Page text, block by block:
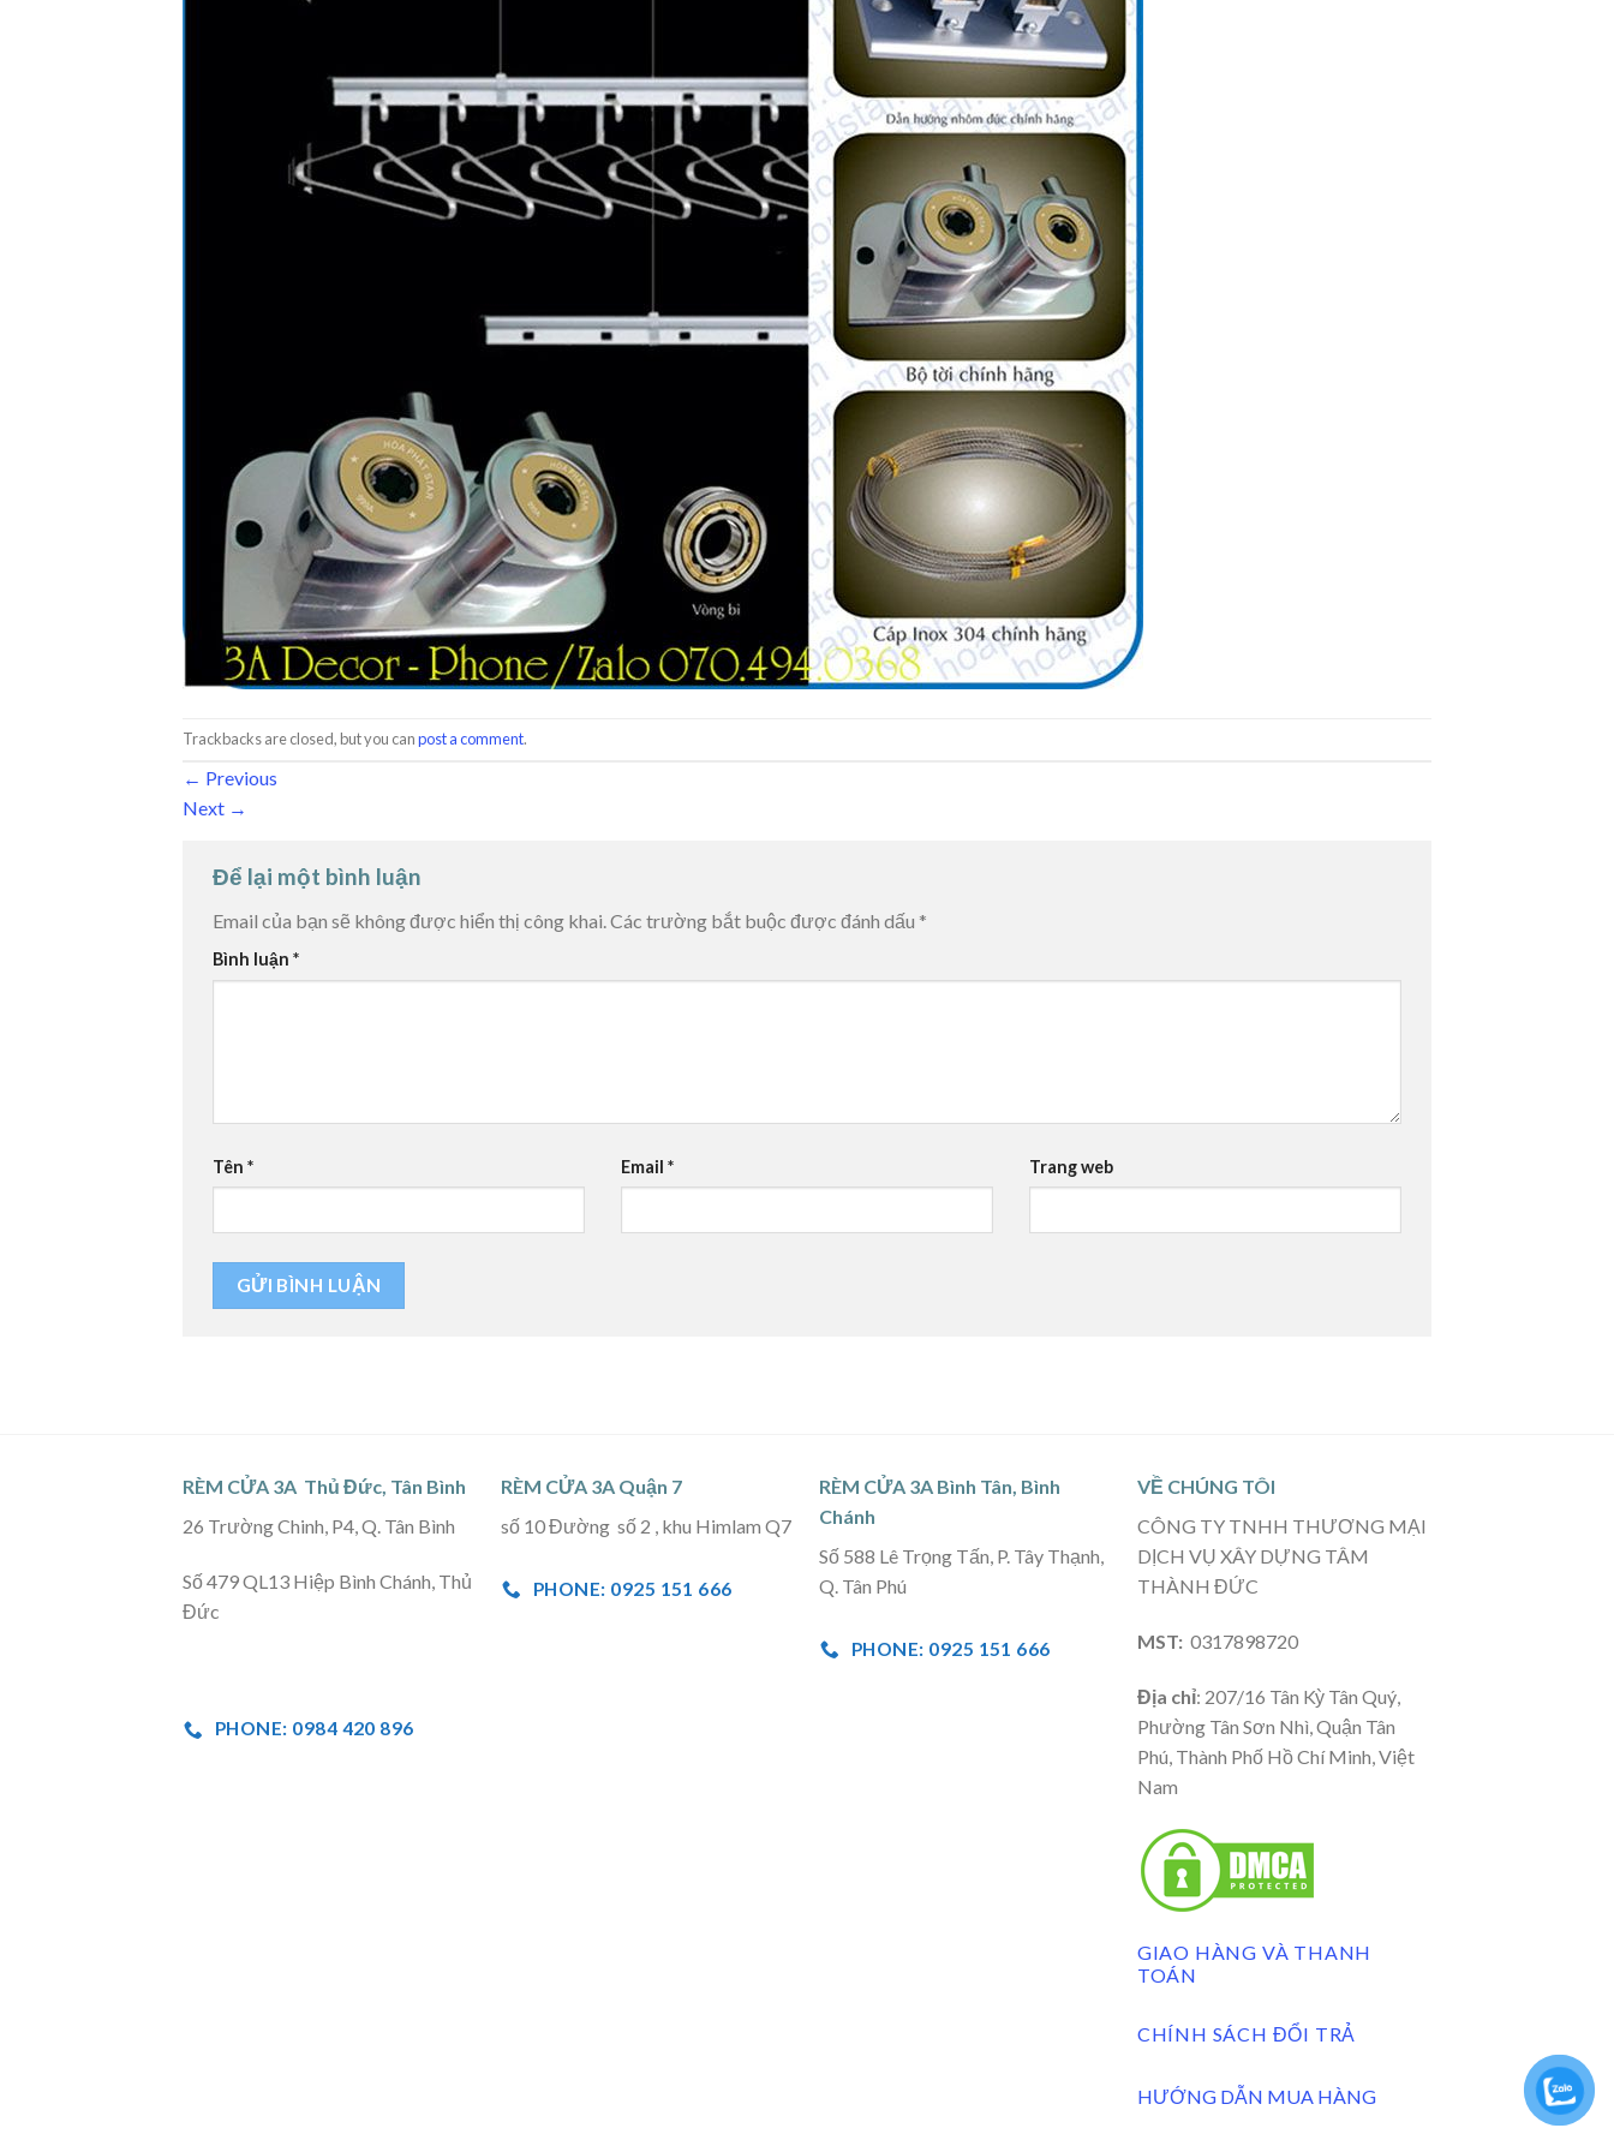
Trackbacks are closed, but you canpost a comment.
← Previous
Next →
Để lại một bình luận
Email của bạn sẽ không được hiển thị công khai.Các trường bắt buộc được đánh dấu *
Bình luận *
Tên * Email * Trang web
RÈM CỬA 3A Thủ Đức, Tân Bình
26 Trường Chinh, P4, Q. Tân Bình
Số 479 QL13 Hiệp Bình Chánh, Thủ
Đức
PHONE: 0984 420 896
RÈM CỬA 3A Quận 7
số 10 Đường số 2 , khu Himlam Q7
PHONE: 0925 151 666
RÈM CỬA 3A Bình Tân, Bình
Chánh
Số 588 Lê Trọng Tấn, P. Tây Thạnh,
Q. Tân Phú
PHONE: 0925 151 666
VỀ CHÚNG TÔI
CÔNG TY TNHH THƯƠNG MẠI
DỊCH VỤ XÂY DỰNG TÂM
THÀNH ĐỨC
MST: 0317898720
Địa chỉ: 207/16 Tân Kỳ Tân Quý,
Phường Tân Sơn Nhì, Quận Tân
Phú, Thành Phố Hồ Chí Minh, Việt
Nam
GIAO HÀNG VÀ THANH
TOÁN
CHÍNH SÁCH ĐỔI TRẢ
HƯỚNG DẪN MUA HÀNG